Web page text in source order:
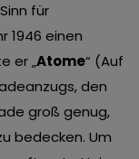
für
1946 einen
er „Atome“ (Auf
den
groß genug,
bedecken. Um